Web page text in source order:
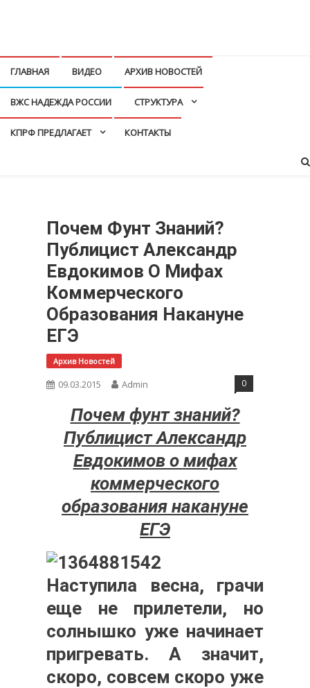
ГЛАВНАЯ ВИДЕО АРХИВ НОВОСТЕЙ
ВЖС НАДЕЖДА РОССИИ СТРУКТУРА
КПРФ ПРЕДЛАГАЕТ КОНТАКТЫ
Почем Фунт Знаний?
Публицист Александр
Евдокимов О Мифах
Коммерческого
Образования Накануне
ЕГЭ
Архив Новостей
09.03.2015 Admin 0
Почем фунт знаний?
Публицист Александр
Евдокимов о мифах
коммерческого
образования накануне
ЕГЭ
Наступила весна, грачи
еще не прилетели, но
солнышко уже начинает
пригревать. А значит,
скоро, совсем скоро уже